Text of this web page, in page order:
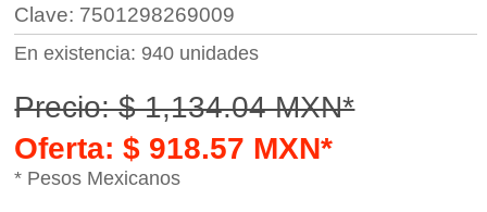
Clave: 7501298269009
En existencia: 940 unidades
Precio: $ 1,134.04 MXN*
Oferta: $ 918.57 MXN*
* Pesos Mexicanos